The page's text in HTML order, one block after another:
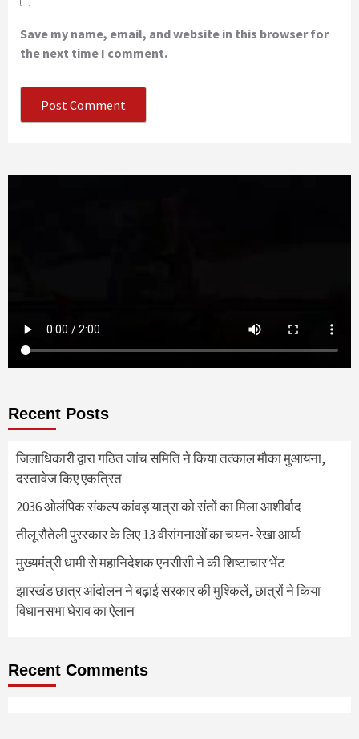
Save my name, email, and website in this browser for
the next time I comment.
Recent Posts
जिलाधिकारी द्वारा गठित जांच समिति ने किया तत्काल मौका मुआयना,
दस्तावेज किए एकत्रित
2036 ओलंपिक संकल्प कांवड़ यात्रा को संतों का मिला आशीर्वाद
तीलू रौतेली पुरस्कार के लिए 13 वीरांगनाओं का चयन- रेखा आर्या
मुख्यमंत्री धामी से महानिदेशक एनसीसी ने की शिष्टाचार भेंट
झारखंड छात्र आंदोलन ने बढ़ाई सरकार की मुश्किलें, छात्रों ने किया
विधानसभा घेराव का ऐलान
Recent Comments